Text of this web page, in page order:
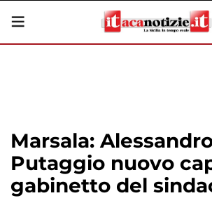
Marsala:
Putaggio nuovo
gabinetto del